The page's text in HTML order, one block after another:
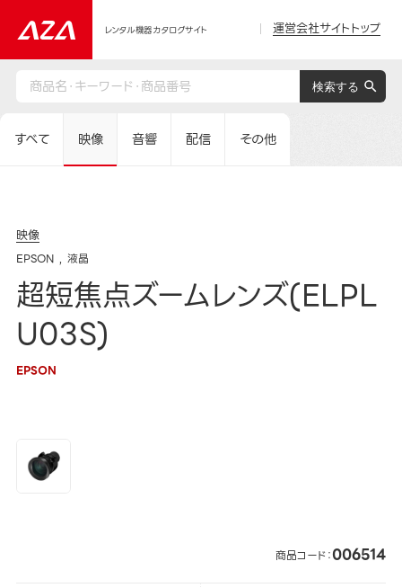
レンタル機器カタログサイト 運営会社サイトトップ
すべて 映像 音響 配信 その他
映像
EPSON 液晶
超短焦点ズームレンズ(ELPL
U03S)
EPSON
商品コード：006514